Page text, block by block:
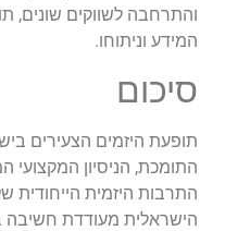
והתרחבה לשווקים שונים,
המידע וניתוחו.
סיכום
תופעת היזמים הצעירים
התומכת, הניסיון
התרבות היזמית הייחודית
הישראלית מעודדת חשיבה